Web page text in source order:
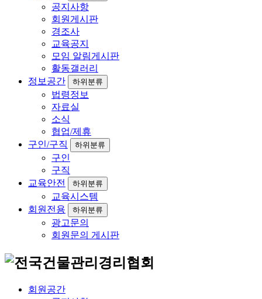
공지사항
회원게시판
경조사
교육공지
모임 알림게시판
활동갤러리
정보공간
하위분류
법령정보
자료실
소식
협업/제휴
구인/구직
하위분류
구인
구직
교육안전
하위분류
교육시스템
회원전용
하위분류
광고문의
회원문의 게시판
회원공간